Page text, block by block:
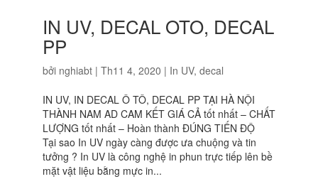
IN UV, DECAL OTO, DECAL
PP
bởi nghiabt| Th11 4, 2020 | In UV, decal
IN UV, IN DECAL Ô TÔ, DECAL PP TẠI HÀ NỘI
THÀNH NAM AD CAM KẾT GIÁ CẢ tốt nhất – CHẤT
LƯỢNG tốt nhất – Hoàn thành ĐÚNG TIẾN ĐỘ
Tại sao In UV ngày càng được ưa chuộng và tin
tưởng ? In UV là công nghệ in phun trực tiếp lên bề
mặt vật liệu bằng mực in...